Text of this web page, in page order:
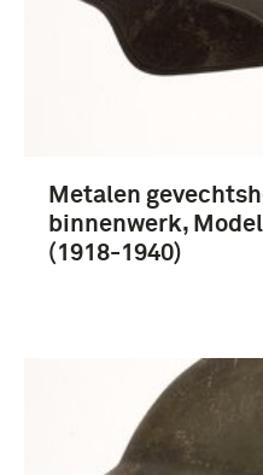
paard (9)
Luchtvaartafdeling
Meer
Nederland (5)
Metalen
binnenwerk,
(1918-1940)